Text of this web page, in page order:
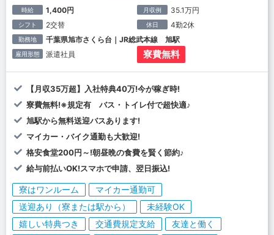
時給 1,400円 月収例 35.1万円
シフト 2交替 休日 4勤2休
勤務地 千葉県旭市さくら台｜JR総武本線 旭駅
雇用形態 派遣社員 寮費無料
【月収35万超】入社特典40万!今が稼ぎ時!
寮費無料!※規定有 バス・トイレ付で超快適♪
旭駅から無料送迎バスあります!
マイカー・バイク通勤も大歓迎!
格安食堂200円～!朝昼晩の食費を賢く節約♪
給与前払いOK!スマホで申請、翌日振込!
寮はワンルーム
マイカー通勤可
送迎あり（寮または駅から）
未経験OK
嬉しい特典つき
交通費規定支給
友達と働く